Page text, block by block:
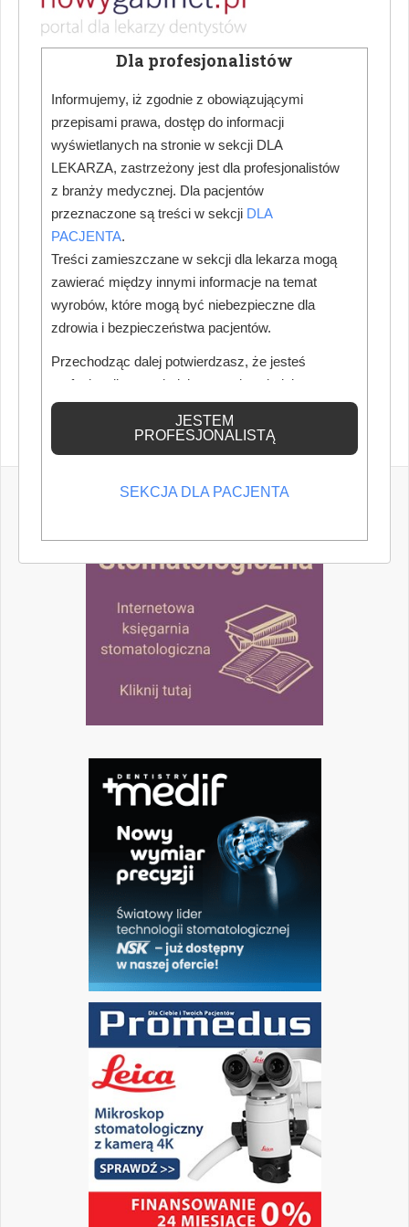
Dla profesjonalistów
Informujemy, iż zgodnie z obowiązującymi
przepisami prawa, dostęp do informacji
wyświetlanych na stronie w sekcji DLA
LEKARZA, zastrzeżony jest dla profesjonalistów
z branży medycznej. Dla pacjentów
przeznaczone są treści w sekcji DLA
PACJENTA.
Treści zamieszczane w sekcji dla lekarza mogą
zawierać między innymi informacje na temat
wyrobów, które mogą być niebezpieczne dla
zdrowia i bezpieczeństwa pacjentów.
Przechodząc dalej potwierdzasz, że jesteś
profesjonalistą posiadającym odpowiednią
wiedzę medyczną.
JESTEM
PROFESJONALISTĄ
SEKCJA DLA PACJENTA